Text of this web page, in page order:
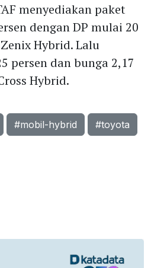
menyediakan paket
dengan DP mulai 20
Hybrid. Lalu
persen dan bunga 2,17
Hybrid.
#mobil-hybrid #toyota